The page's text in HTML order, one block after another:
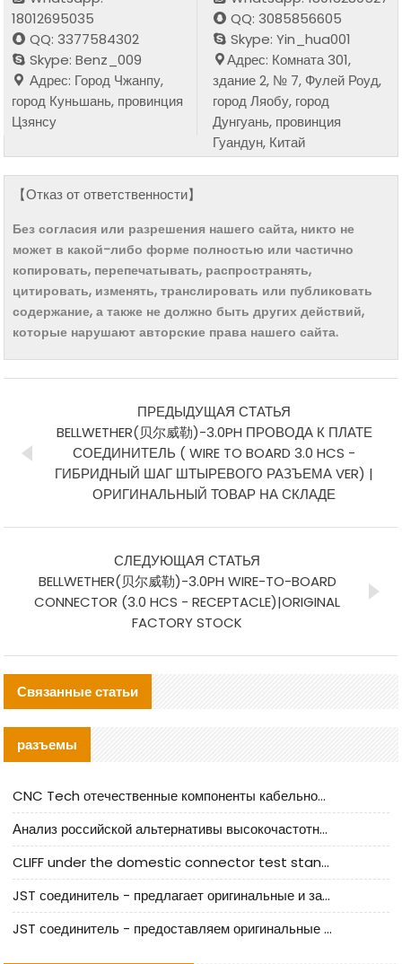
18012695035
QQ: 3377584302
Skype: Benz_009
Адрес: Город Чжанпу,
город Куньшань, провинция
Цзянсу
QQ: 3085856605
Skype: Yin_hua001
Адрес: Комната 301,
здание 2, № 7, Фулей Роуд,
город Ляобу, город
Дунгуань, провинция
Гуандун, Китай
【Отказ от ответственности】
Без согласия или разрешения нашего сайта, никто не
может в какой-либо форме полностью или частично
копировать, перепечатывать, распространять,
цитировать, изменять, транслировать или публиковать
содержание, а также не должно быть других действий,
которые нарушают авторские права нашего сайта.
ПРЕДЫДУЩАЯ СТАТЬЯ
BELLWETHER(贝尔威勒)-3.0PH ПРОВОДА К ПЛАТЕ
СОЕДИНИТЕЛЬ ( WIRE TO BOARD 3.0 HCS -
ГИБРИДНЫЙ ШАГ ШТЫРЕВОГО РАЗЪЕМА VER) |
ОРИГИНАЛЬНЫЙ ТОВАР НА СКЛАДЕ
СЛЕДУЮЩАЯ СТАТЬЯ
BELLWETHER(贝尔威勒)-3.0PH WIRE-TO-BOARD
CONNECTOR (3.0 HCS - RECEPTACLE)|ORIGINAL
FACTORY STOCK
Связанные статьи
разъемы
CNC Tech отечественные компоненты кабельной арматуры оценка и руководство по производственному внедрению
Анализ российской альтернативы высокочастотных кабельных колодцев I-PEX
CLIFF under the domestic connector test standard update
JST соединитель - предлагает оригинальные и заменяющие JST NSHR-02V-S соединители
JST соединитель - предоставляем оригинальные JST GHR-09V-S соединители и их аналоги